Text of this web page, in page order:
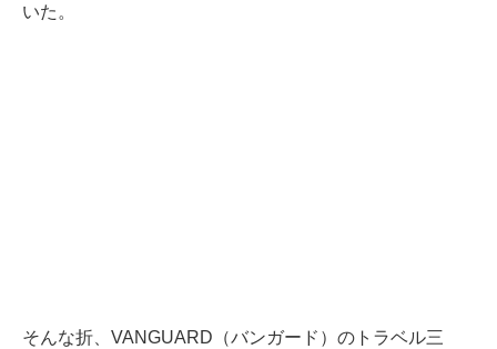
いた。
そんな折、VANGUARD（バンガード）のトラベル三